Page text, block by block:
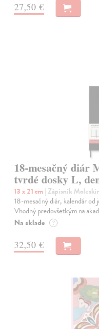
27,50 €
18-mesačný diár
tvrdé dosky L,
13 x 21 cm | Zápisník
18-mesačný diár, kalendár
Vhodný predovšetkým na
Na sklade ?
32,50 €